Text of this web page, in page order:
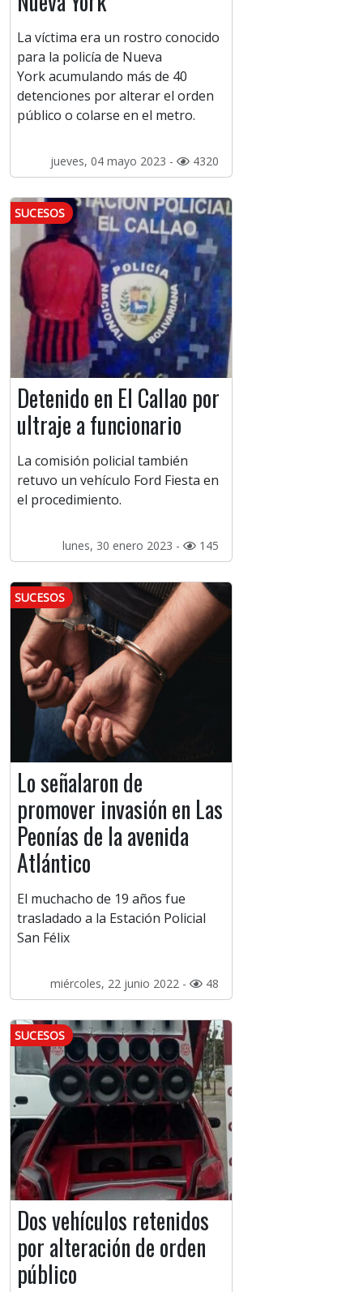
La víctima era un rostro conocido
para la policía de Nueva
York acumulando más de 40
detenciones por alterar el orden
público o colarse en el metro.
jueves, 04 mayo 2023 - 4320
SUCESOS
Detenido en El Callao por
ultraje a funcionario
La comisión policial también
retuvo un vehículo Ford Fiesta en
el procedimiento.
lunes, 30 enero 2023 - 145
SUCESOS
Lo señalaron de
promover invasión en Las
Peonías de la avenida
Atlántico
El muchacho de 19 años fue
trasladado a la Estación Policial
San Félix
miércoles, 22 junio 2022 - 48
SUCESOS
Dos vehículos retenidos
por alteración de orden
público